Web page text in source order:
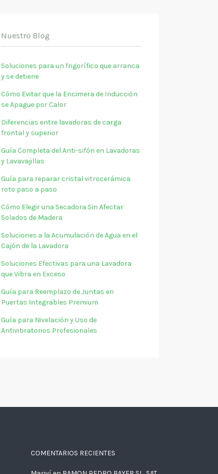
Nuestro Blog
Soluciones para un frigorífico que arranca
y se detiene
Cómo Evitar que la Encimera de Inducción
se Apague por Calor
Diferencias entre lavadoras de carga
frontal y superior
Guía Completa del Anti-sifón en Lavadoras
y Lavavajillas
Guía para reparar cristal vitrocerámica
roto paso a paso
Cómo Elegir una Secadora Sin Afectar
Solados de Madera
Soluciones a la Acumulación de Agua en el
Cajón de la Lavadora
Soluciones Efectivas para una Lavadora
que Vibra en Exceso
Guía para Reemplazo de Juntas en
Puertas Integrables Premium
Guía para Nivelación y Uso de
Antivibratorios Profesionales
COMENTARIOS RECIENTES